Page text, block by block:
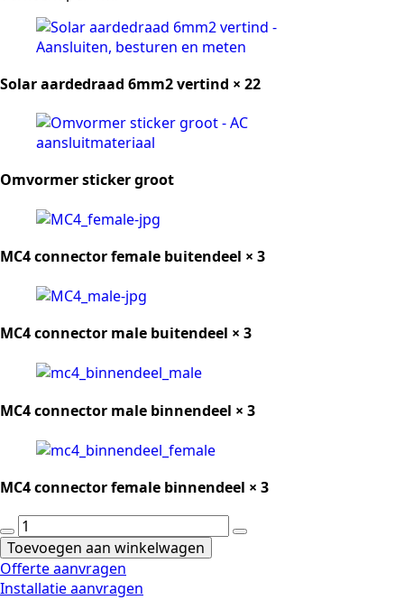
Solar aardedraad 6mm2 vertind × 22
Omvormer sticker groot
MC4 connector female buitendeel × 3
MC4 connector male buitendeel × 3
MC4 connector male binnendeel × 3
MC4 connector female binnendeel × 3
DC
bekabeling
4mm2
2
Toevoegen aan winkelwagen
Offerte aanvragen
Installatie aanvragen